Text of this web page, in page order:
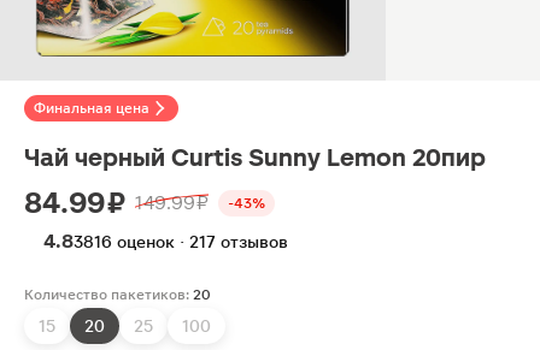
Финальная цена
Чай черный Curtis Sunny Lemon 20пир
84.99 ₽ 149.99 ₽ -43%
4.83816 оценок · 217 отзывов
Количество пакетиков: 20
15 20 25 100